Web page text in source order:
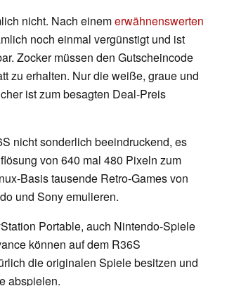
nicht. Nach einemerwähnenswerten
noch einmal vergünstigt und ist
Zocker müssen den Gutscheincode
zu erhalten. Nur die weiße, graue und
ist zum besagten Deal-Preis
nicht sonderlich beeindruckend, es
von 640 mal 480 Pixeln zum
Basis tausende Retro-Games von
und Sony emulieren.
Portable, auch Nintendo-Spiele
können auf dem R36S
die originalen Spiele besitzen und
abspielen.